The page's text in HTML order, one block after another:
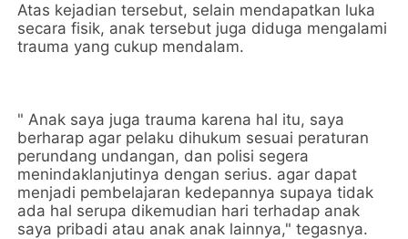
Atas kejadian tersebut, selain mendapatkan luka
secara fisik, anak tersebut juga diduga mengalami
trauma yang cukup mendalam.
" Anak saya juga trauma karena hal itu, saya
berharap agar pelaku dihukum sesuai peraturan
perundang undangan, dan polisi segera
menindaklanjutinya dengan serius. agar dapat
menjadi pembelajaran kedepannya supaya tidak
ada hal serupa dikemudian hari terhadap anak
saya pribadi atau anak anak lainnya," tegasnya.